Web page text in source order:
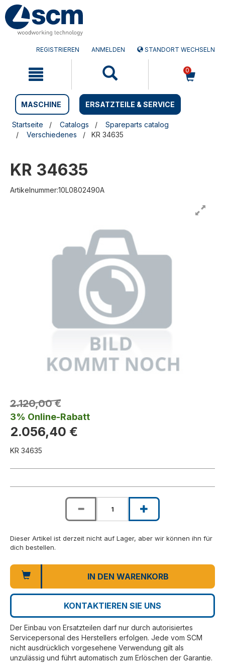
Zum
Inhalt
springen
Zum
Navigationsmen�
springen
REGISTRIEREN ANMELDEN STANDORT WECHSELN
0
MASCHINE ERSATZTEILE & SERVICE
Startseite Catalogs
Spareparts catalog
Verschiedenes
KR 34635
KR 34635
Artikelnummer:10L0802490A
2.120,00 €
3% Online-Rabatt
2.056,40 €
KR 34635
Dieser Artikel ist derzeit nicht auf Lager, aber wir können ihn für
dich bestellen.
IN DEN WARENKORB
KONTAKTIEREN SIE UNS
Der Einbau von Ersatzteilen darf nur durch autorisiertes
Servicepersonal des Herstellers erfolgen. Jede vom SCM
nicht ausdrücklich vorgesehene Verwendung gilt als
unzulässig und führt automatisch zum Erlöschen der Garantie.